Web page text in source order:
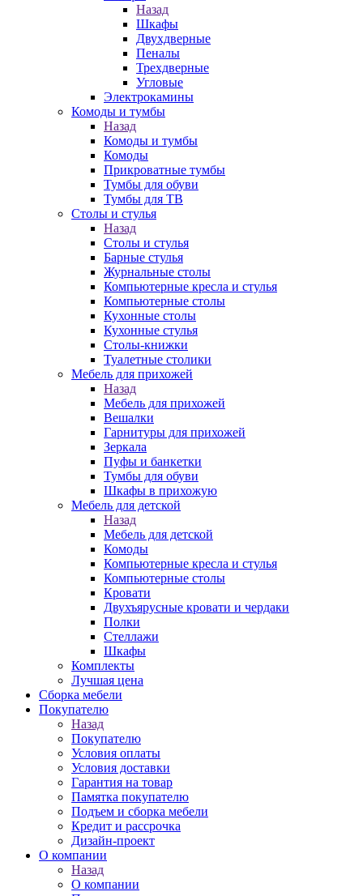
Назад
Шкафы
Двухдверные
Пеналы
Трехдверные
Угловые
Электрокамины
Комоды и тумбы
Назад
Комоды и тумбы
Комоды
Прикроватные тумбы
Тумбы для обуви
Тумбы для ТВ
Столы и стулья
Назад
Столы и стулья
Барные стулья
Журнальные столы
Компьютерные кресла и стулья
Компьютерные столы
Кухонные столы
Кухонные стулья
Столы-книжки
Туалетные столики
Мебель для прихожей
Назад
Мебель для прихожей
Вешалки
Гарнитуры для прихожей
Зеркала
Пуфы и банкетки
Тумбы для обуви
Шкафы в прихожую
Мебель для детской
Назад
Мебель для детской
Комоды
Компьютерные кресла и стулья
Компьютерные столы
Кровати
Двухъярусные кровати и чердаки
Полки
Стеллажи
Шкафы
Комплекты
Лучшая цена
Сборка мебели
Покупателю
Назад
Покупателю
Условия оплаты
Условия доставки
Гарантия на товар
Памятка покупателю
Подъем и сборка мебели
Кредит и рассрочка
Дизайн-проект
О компании
Назад
О компании